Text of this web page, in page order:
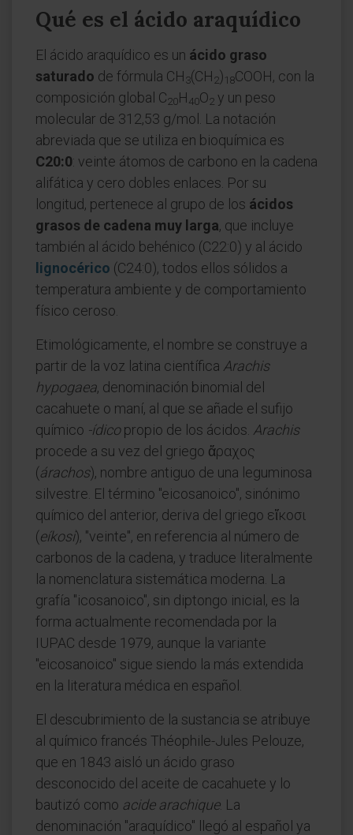
Qué es el ácido araquídico
El ácido araquídico es un ácido graso
saturado de fórmula CH3(CH2) 18COOH, con la
composición global C20H40O2 y un peso
molecular de 312,53 g/mol. La notación
abreviada que se utiliza en bioquímica es
C20:0: veinte átomos de carbono en la cadena
alifática y cero dobles enlaces. Por su
longitud, pertenece al grupo de los ácidos
grasos de cadena muy larga, que incluye
también al ácido behénico (C22:0) y al ácido
lignocérico (C24:0), todos ellos sólidos a
temperatura ambiente y de comportamiento
físico ceroso.
Etimológicamente, el nombre se construye a
partir de la voz latina científica Arachis
hypogaea, denominación binomial del
cacahuete o maní, al que se añade el sufijo
químico -ídicopropio de los ácidos. Arachis
procede a su vez del griego ἄραχος
(árachos), nombre antiguo de una leguminosa
silvestre. El término "eicosanoico", sinónimo
químico del anterior, deriva del griego εἴκοσι
(eíkosi), "veinte", en referencia al número de
carbonos de la cadena, y traduce literalmente
la nomenclatura sistemática moderna. La
grafía "icosanoico", sin diptongo inicial, es la
forma actualmente recomendada por la
IUPAC desde 1979, aunque la variante
"eicosanoico" sigue siendo la más extendida
en la literatura médica en español.
El descubrimiento de la sustancia se atribuye
al químico francés Théophile-Jules Pelouze,
que en 1843 aisló un ácido graso
desconocido del aceite de cacahuete y lo
bautizó como acide arachique. La
denominación "araquídico" llegó al español ya